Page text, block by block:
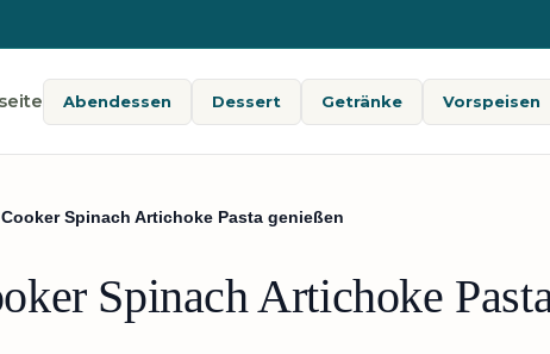
Abendessen Dessert Getränke Vorspeisen
Spinach Artichoke Pasta genießen
Spinach Artichoke